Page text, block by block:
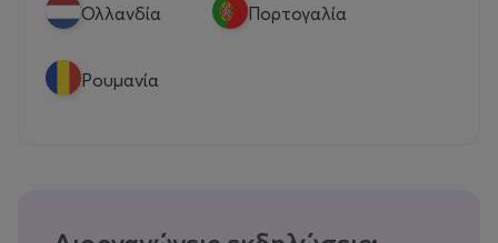
Ολλανδία Πορτογαλία
Ρουμανία